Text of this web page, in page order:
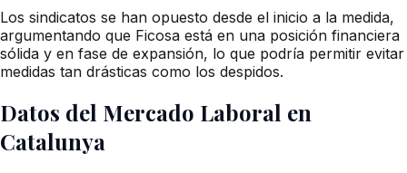
Los sindicatos se han opuesto desde el inicio a la medida,
argumentando que Ficosa está en una posición financiera
sólida y en fase de expansión, lo que podría permitir evitar
medidas tan drásticas como los despidos.
Datos del Mercado Laboral en
Catalunya